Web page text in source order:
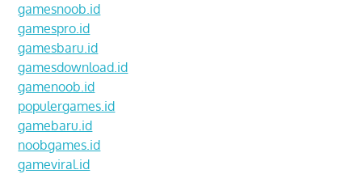
gamesnoob.id
gamespro.id
gamesbaru.id
gamesdownload.id
gamenoob.id
populergames.id
gamebaru.id
noobgames.id
gameviral.id